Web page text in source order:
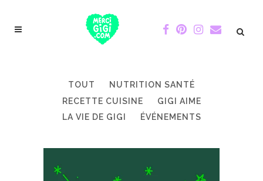
TOUT
NUTRITION SANTÉ
RECETTE CUISINE
GIGI AIME
LA VIE DE GIGI
ÉVÉNEMENTS